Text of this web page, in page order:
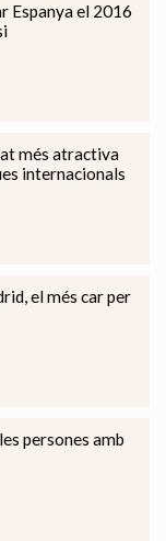
Espanya el 2016
més atractiva
internacionals
el més car per
persones amb
activades
recopilar
serveis.
la instal·lació
configurar el